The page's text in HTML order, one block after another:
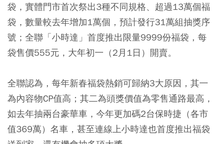
袋，實體門市首次祭出3種不同規格、超過13萬個福
袋，數量較去年增加1萬個，預計發行31萬組抽獎序
號；全聯「小時達」首度推出限量9999份福袋，每
袋售價555元，大年初一（2月1日）開賣。
全聯認為，每年新春福袋熱銷可歸納3大原因，其一
為內容物CP值高；其二為頭獎價值為零售通路最高，
如去年抽兩台豪華車，今年更加碼2台保時捷（各市
值369萬）名車，甚至連線上小時達也首度推出福袋